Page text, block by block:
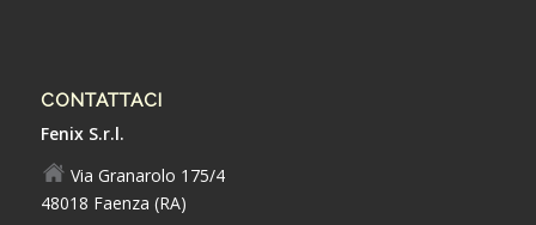
CONTATTACI
Fenix S.r.l.
Via Granarolo 175/4
48018 Faenza (RA)